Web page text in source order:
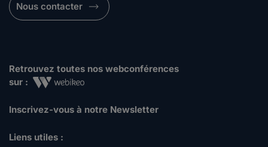
Nous contacter
Retrouvez toutes nos webconférences
sur :
Inscrivez-vous à notre Newsletter
Liens utiles :